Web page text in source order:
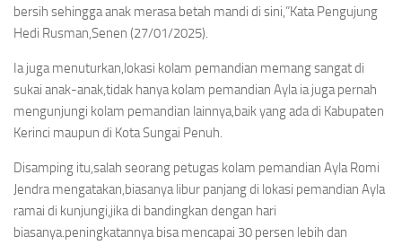
bersih sehingga anak merasa betah mandi di sini,”Kata Pengujung
Hedi Rusman,Senen (27/01/2025).
Ia juga menuturkan,lokasi kolam pemandian memang sangat di
sukai anak-anak,tidak hanya kolam pemandian Ayla ia juga pernah
mengunjungi kolam pemandian lainnya,baik yang ada di Kabupaten
Kerinci maupun di Kota Sungai Penuh.
Disamping itu,salah seorang petugas kolam pemandian Ayla Romi
Jendra mengatakan,biasanya libur panjang di lokasi pemandian Ayla
ramai di kunjungi,jika di bandingkan dengan hari
biasanya.peningkatannya bisa mencapai 30 persen lebih dan